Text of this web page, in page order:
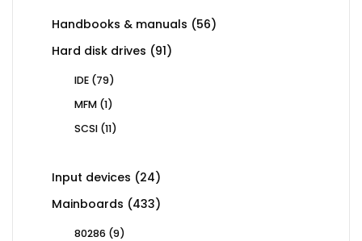
Handbooks & manuals 5656
Hard disk drives 9191
IDE 7979
MFM 11
SCSI 1111
Input devices 2424
Mainboards 433433
80286 99